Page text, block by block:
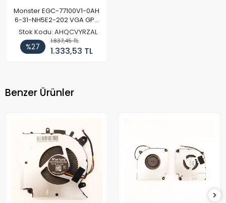
Monster EGC-77100V1-0AH
6-31-NH5E2-202 VGA GPU
Fan
Stok Kodu: AHQCVYRZAL
%27
1.837,45 TL
1.333,53 TL
Benzer Ürünler